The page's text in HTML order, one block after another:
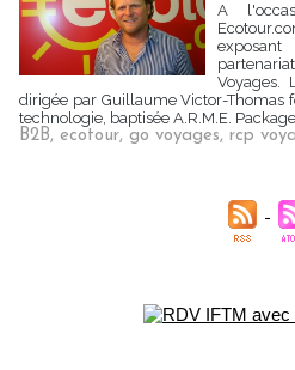
A
Voyages.
dirigée par Guillaume Victor-Thomas
technologie, baptisée A.R.M.E.
B2B, ecotour, go voyages, rcp